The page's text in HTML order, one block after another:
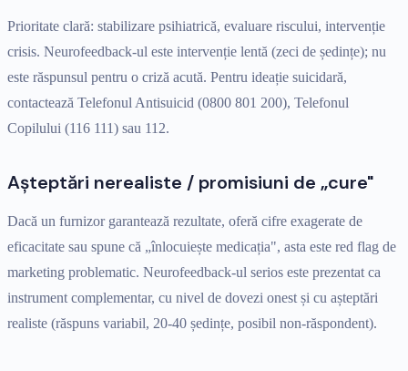
Prioritate clară: stabilizare psihiatrică, evaluare riscului, intervenție
crisis. Neurofeedback-ul este intervenție lentă (zeci de ședințe); nu
este răspunsul pentru o criză acută. Pentru ideație suicidară,
contactează Telefonul Antisuicid (0800 801 200), Telefonul
Copilului (116 111) sau 112.
Așteptări nerealiste / promisiuni de „cure"
Dacă un furnizor garantează rezultate, oferă cifre exagerate de
eficacitate sau spune că „înlocuiește medicația", asta este red flag de
marketing problematic. Neurofeedback-ul serios este prezentat ca
instrument complementar, cu nivel de dovezi onest și cu așteptări
realiste (răspuns variabil, 20-40 ședințe, posibil non-răspondent).